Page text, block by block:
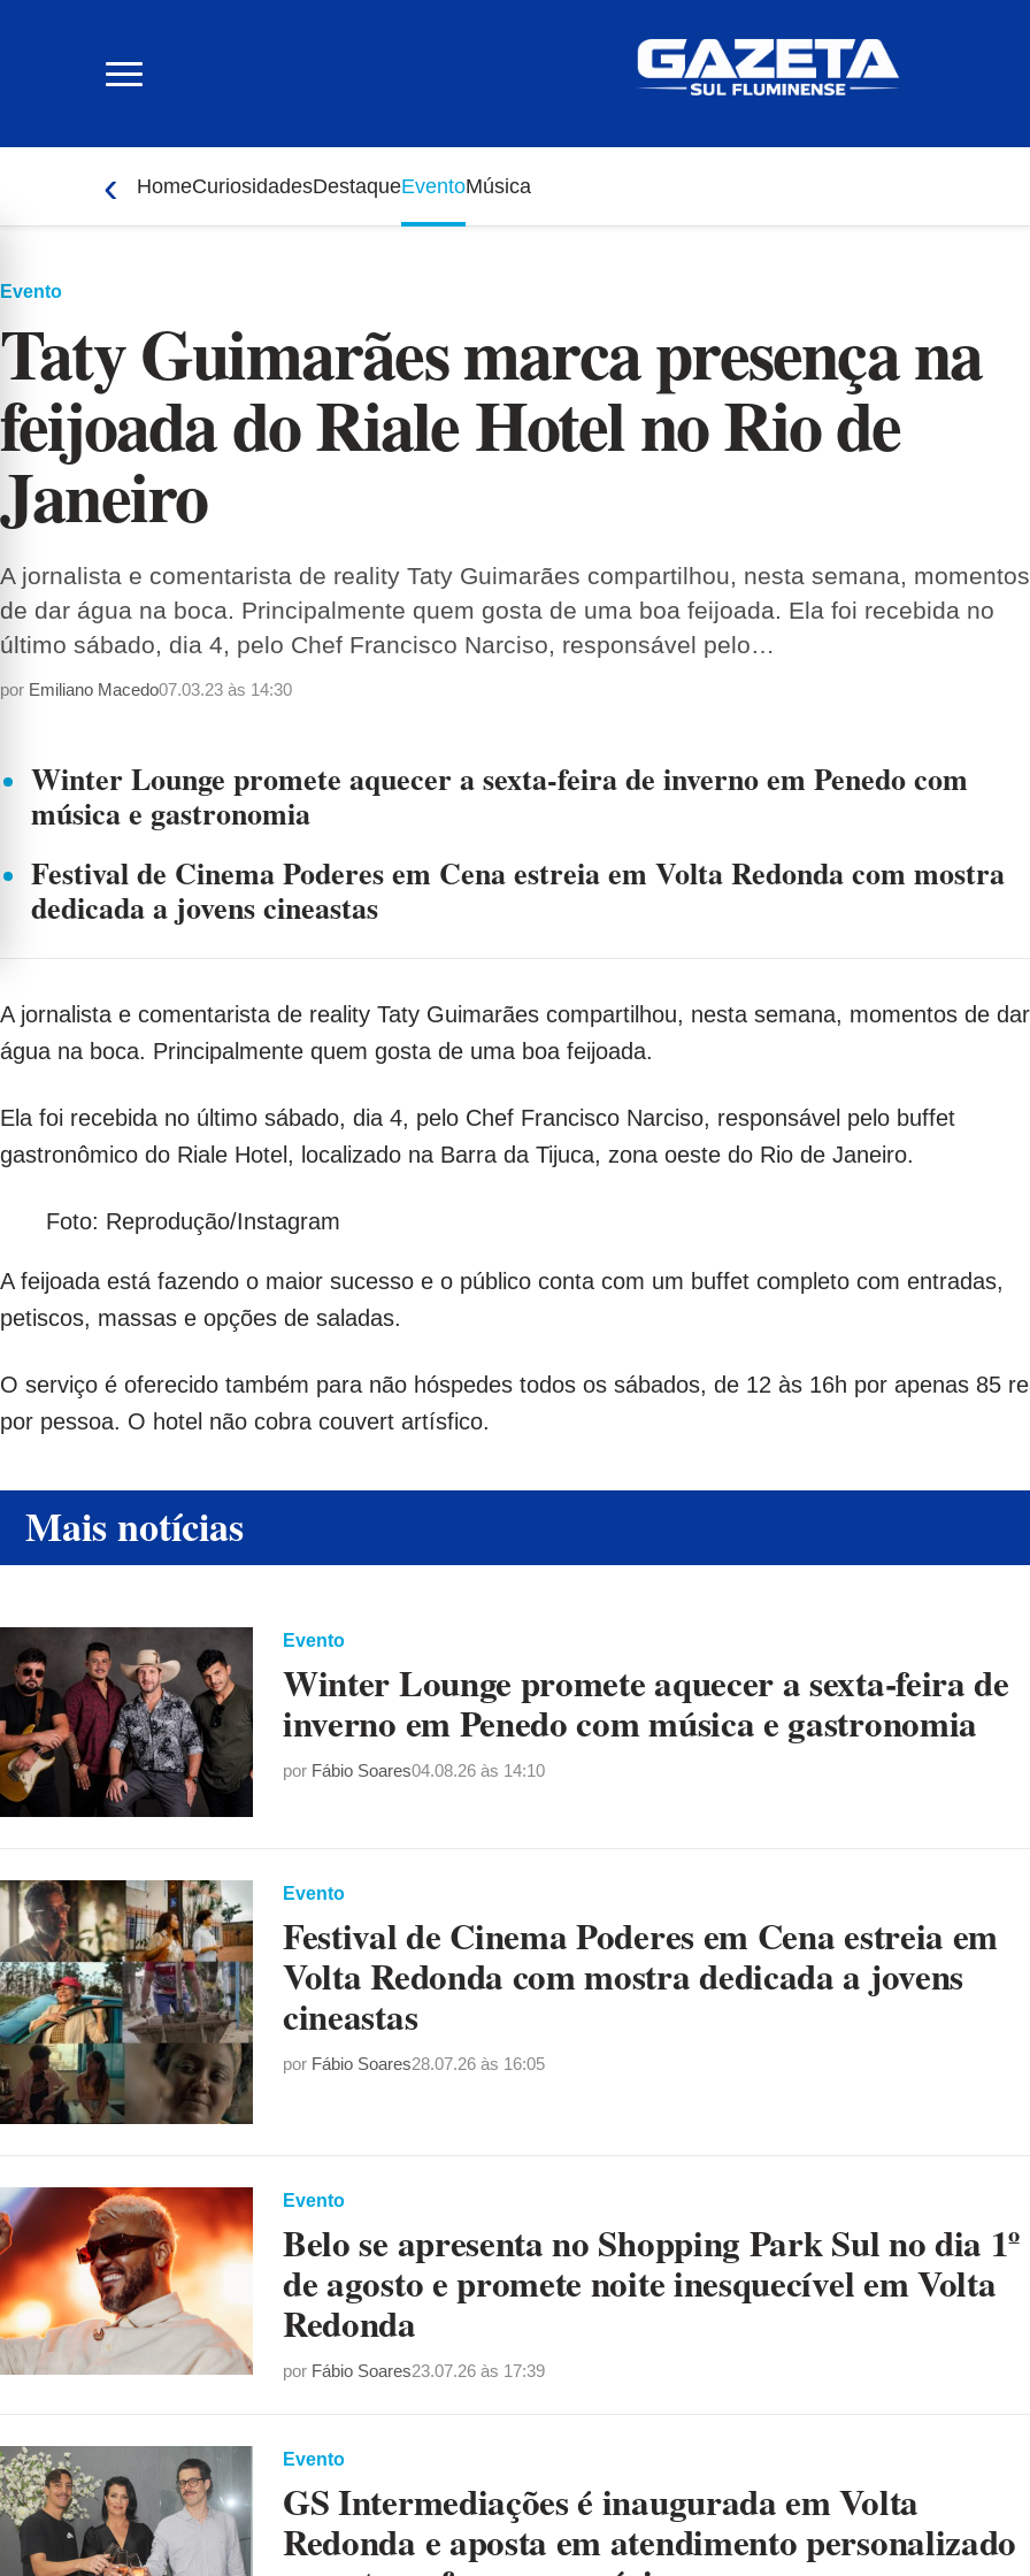
‹ HomeCuriosidadesDestaqueEventoMúsica
Evento
Taty Guimarães marca presença na
feijoada do Riale Hotel no Rio de
Janeiro
A jornalista e comentarista de reality Taty Guimarães compartilhou, nesta semana, momentos
de dar água na boca. Principalmente quem gosta de uma boa feijoada. Ela foi recebida no
último sábado, dia 4, pelo Chef Francisco Narciso, responsável pelo…
por Emiliano Macedo07.03.23 às 14:30
Winter Lounge promete aquecer a sexta-feira de inverno em Penedo com
música e gastronomia
Festival de Cinema Poderes em Cena estreia em Volta Redonda com mostra
dedicada a jovens cineastas
A jornalista e comentarista de reality Taty Guimarães compartilhou, nesta semana, momentos de dar
água na boca. Principalmente quem gosta de uma boa feijoada.
Ela foi recebida no último sábado, dia 4, pelo Chef Francisco Narciso, responsável pelo buffet
gastronômico do Riale Hotel, localizado na Barra da Tijuca, zona oeste do Rio de Janeiro.
Foto: Reprodução/Instagram
A feijoada está fazendo o maior sucesso e o público conta com um buffet completo com entradas,
petiscos, massas e opções de saladas.
O serviço é oferecido também para não hóspedes todos os sábados, de 12 às 16h por apenas 85
por pessoa. O hotel não cobra couvert artísfico.
Mais notícias
Evento
Winter Lounge promete aquecer a sexta-feira de
inverno em Penedo com música e gastronomia
por Fábio Soares04.08.26 às 14:10
Evento
Festival de Cinema Poderes em Cena estreia em
Volta Redonda com mostra dedicada a jovens
cineastas
por Fábio Soares28.07.26 às 16:05
Evento
Belo se apresenta no Shopping Park Sul no dia 1º
de agosto e promete noite inesquecível em Volta
Redonda
por Fábio Soares23.07.26 às 17:39
Evento
GS Intermediações é inaugurada em Volta
Redonda e aposta em atendimento personalizado